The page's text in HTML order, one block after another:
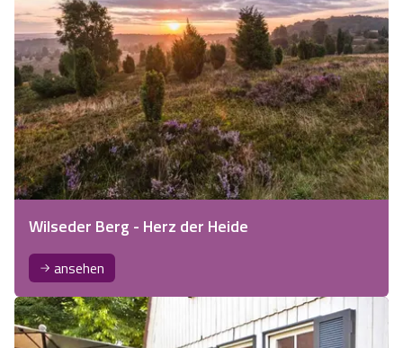
Wilseder Berg - Herz der Heide
ansehen